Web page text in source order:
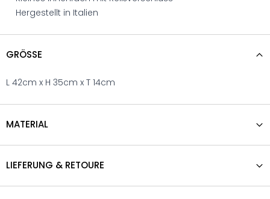
Hergestellt in Italien
GRÖSSE
L 42cm x H 35cm x T 14cm
MATERIAL
LIEFERUNG & RETOURE